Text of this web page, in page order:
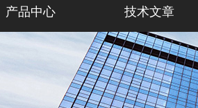
产品中心 技术文章